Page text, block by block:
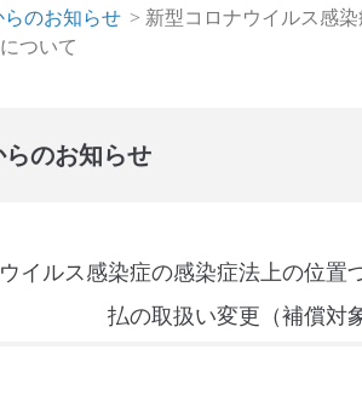
のお知らせ > 新型コロナウイルス感
ついて
のお知らせ
イルス感染症の感染症法上の位置
払の取扱い変更（補償対